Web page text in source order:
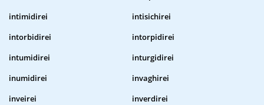
intimidirei
intisichirei
intorbidirei
intorpidirei
intumidirei
inturgidirei
inumidirei
invaghirei
inveirei
inverdirei